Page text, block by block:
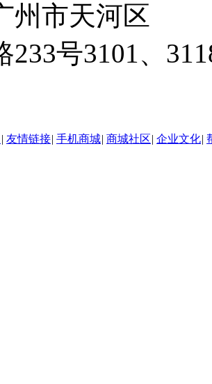
州市天河区
233号3101、
| 友情链接| 手机商城| 商城社区| 企业文化|